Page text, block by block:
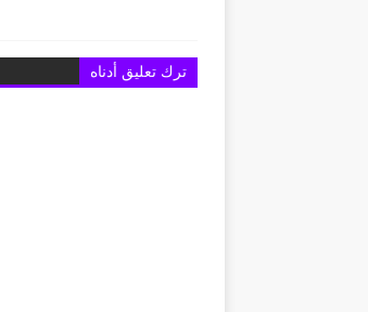
ترك تعليق أدناه